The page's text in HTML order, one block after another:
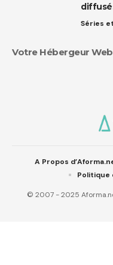
Séries
Votre Hébergeur
© 2007 - 2025
A Propos
Politique